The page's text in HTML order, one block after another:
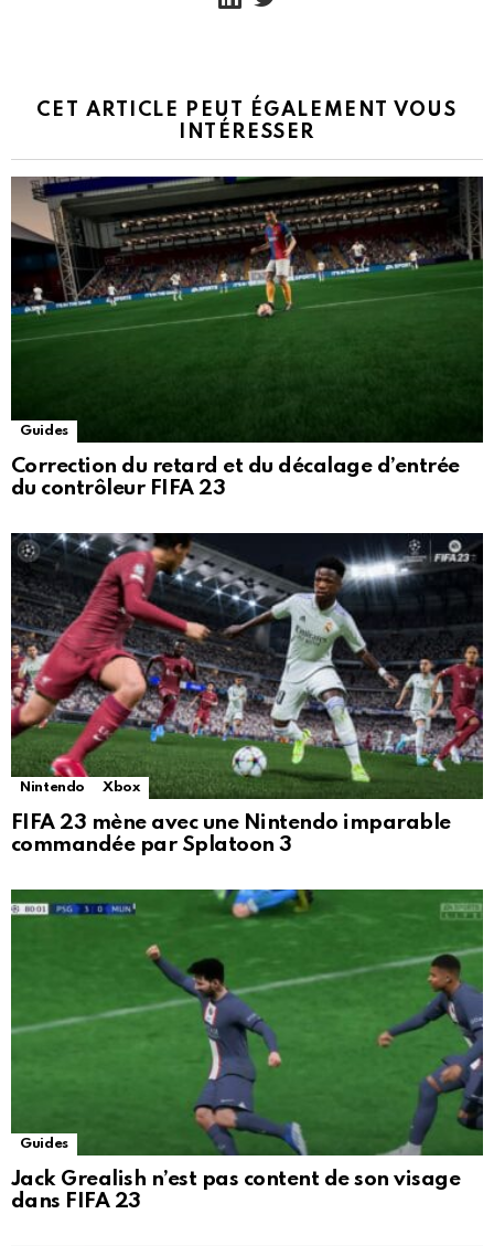
CET ARTICLE PEUT ÉGALEMENT VOUS
INTÉRESSER
Guides
Correction du retard et du décalage d’entrée
du contrôleur FIFA 23
Nintendo Xbox
FIFA 23 mène avec une Nintendo imparable
commandée par Splatoon 3
Guides
Jack Grealish n’est pas content de son visage
dans FIFA 23